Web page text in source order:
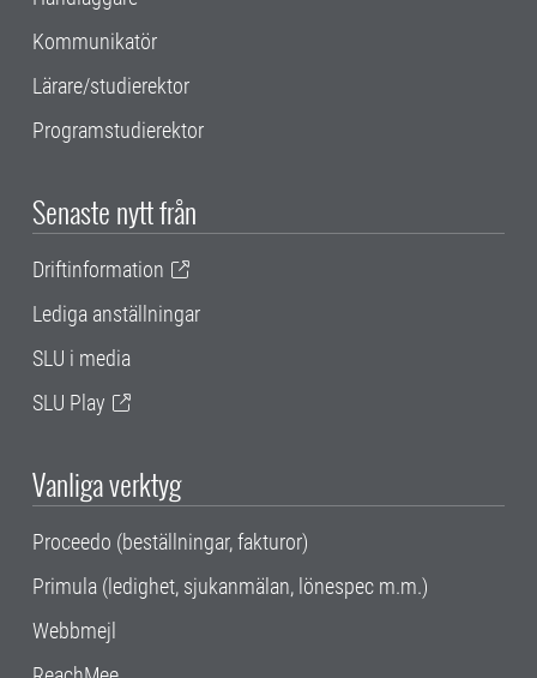
Kommunikatör
Lärare/studierektor
Programstudierektor
Senaste nytt från
Driftinformation
Lediga anställningar
SLU i media
SLU Play
Vanliga verktyg
Proceedo (beställningar, fakturor)
Primula (ledighet, sjukanmälan, lönespec m.m.)
Webbmejl